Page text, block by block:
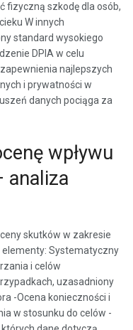
fizyczną szkodę dla osób,
W innych
standard wysokiego
DPIA w celu
najlepszych
i prywatności w
danych pociąga za
wpływu
analiza
skutków w zakresie
elementy: Systematyczny
i celów
uzasadniony
-Ocena konieczności i
w stosunku do celów -